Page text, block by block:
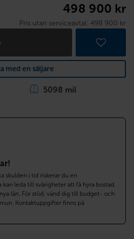
498 900 kr
Pris utan serviceavtal: 498 900 kr
med en säljare
5098 mil
skulden i tid riskerar du en
leda till svårigheter att få hyra bostad,
lån. För stöd, vänd dig till budget- och
Kontaktuppgifter finns på